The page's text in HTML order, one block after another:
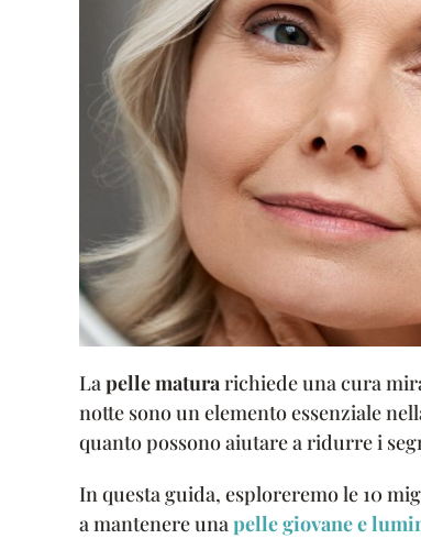
La pelle matura richiede una cura
notte sono un elemento essenziale
quanto possono aiutare a ridurre i
In questa guida, esploreremo le 10
a mantenere una pelle giovane e